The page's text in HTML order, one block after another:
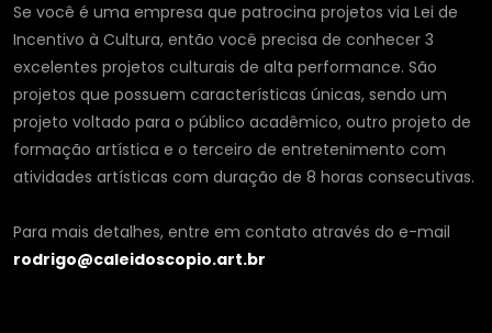
Se você é uma empresa que patrocina projetos via Lei de
Incentivo à Cultura, então você precisa de conhecer 3
excelentes projetos culturais de alta performance. São
projetos que possuem características únicas, sendo um
projeto voltado para o público acadêmico, outro projeto de
formação artística e o terceiro de entretenimento com
atividades artísticas com duração de 8 horas consecutivas.
Para mais detalhes, entre em contato através do e-mail
rodrigo@caleidoscopio.art.br